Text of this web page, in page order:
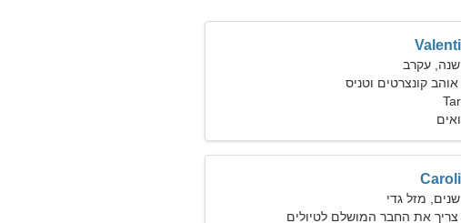
אוהב קונצרטים וטניס
צריך את החבר המושלם לטיולים